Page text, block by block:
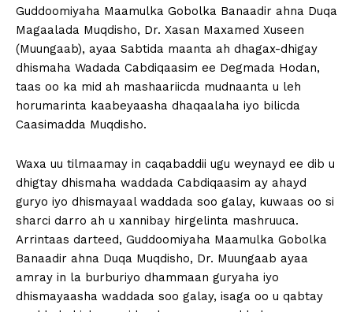
Guddoomiyaha Maamulka Gobolka Banaadir ahna Duqa
Magaalada Muqdisho, Dr. Xasan Maxamed Xuseen
(Muungaab), ayaa Sabtida maanta ah dhagax-dhigay
dhismaha Wadada Cabdiqaasim ee Degmada Hodan,
taas oo ka mid ah mashaariicda mudnaanta u leh
horumarinta kaabeyaasha dhaqaalaha iyo bilicda
Caasimadda Muqdisho.
Waxa uu tilmaamay in caqabaddii ugu weynayd ee dib u
dhigtay dhismaha waddada Cabdiqaasim ay ahayd
guryo iyo dhismayaal waddada soo galay, kuwaas oo si
sharci darro ah u xannibay hirgelinta mashruuca.
Arrintaas darteed, Guddoomiyaha Maamulka Gobolka
Banaadir ahna Duqa Muqdisho, Dr. Muungaab ayaa
amray in la burburiyo dhammaan guryaha iyo
dhismayaasha waddada soo galay, isaga oo u qabtay